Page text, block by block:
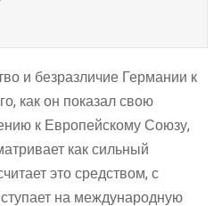
и безразличие Германии к
как он показал свою
к Европейскому Союзу,
как сильный
это средством, с
на международную